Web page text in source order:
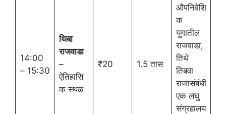
14:00
– 15:30
थिबा
राजवाडा
–
ऐतिहासि
क स्थळ
₹20 1.5 तास
औपनिवेशि
क
युगातील
राजवाडा,
तिथे
तिबवा
राजासंबंधी
एक लघु
संग्रहालय